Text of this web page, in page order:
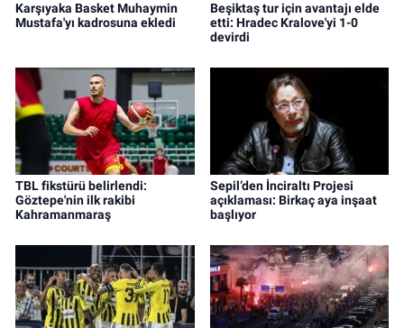
Karşıyaka Basket Muhaymin
Mustafa'yı kadrosuna ekledi
Beşiktaş tur için avantajı elde
etti: Hradec Kralove'yi 1-0
devirdi
TBL fikstürü belirlendi:
Göztepe'nin ilk rakibi
Kahramanmaraş
Sepil’den İnciraltı Projesi
açıklaması: Birkaç aya inşaat
başlıyor